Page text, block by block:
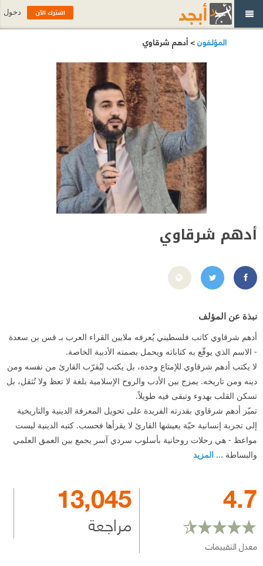
المؤلفون> أدهم شرقاوي
أدهم شرقاوي
https://www.facebook.com/page.bin.saeeda/timeline
https://twitter.com/adhamsharkawi?lang=ar
نبذة عن المؤلف
أدهم شرقاوي كاتب فلسطيني يُعرفه ملايين القراء العرب بـ قس بن سعدة
- الاسم الذي يوقّع به كتاباته ويحمل بصمته الأدبية الخاصة.
لا يكتب أدهم شرقاوي للإمتاع وحده، بل يكتب ليُقرّب القارئ من نفسه ومن
دينه ومن تاريخه. يمزج بين الأدب والروح الإسلامية بلغة لا تعظ ولا تُثقل، بل
تسكن القلب بهدوء وتبقى فيه طويلاً.
تميّز أدهم شرقاوي بقدرته الفريدة على تحويل المعرفة الدينية والتاريخية
إلى تجربة إنسانية حيّة يعيشها القارئ لا يقرأها فحسب. كتبه الدينية ليست
مواعظ - هي رحلات روحانية بأسلوب سردي آسر يجمع بين العمق العلمي
والبساطة ... المزيد
4.7
معدل التقييمات
13,045
مراجعة
اشترك الآن دخول